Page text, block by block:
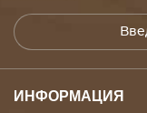
ИНФОРМАЦИЯ